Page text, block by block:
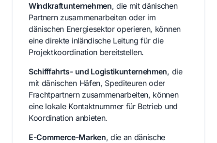
Windkraftunternehmen, die mit dänischen
Partnern zusammenarbeiten oder im
dänischen Energiesektor operieren, können
eine direkte inländische Leitung für die
Projektkoordination bereitstellen.
Schifffahrts- und Logistikunternehmen, die
mit dänischen Häfen, Spediteuren oder
Frachtpartnern zusammenarbeiten, können
eine lokale Kontaktnummer für Betrieb und
Koordination anbieten.
E-Commerce-Marken, die an dänische